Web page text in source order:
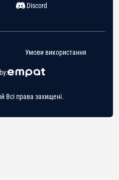
Discord
Всі права захищені.
Умови використання